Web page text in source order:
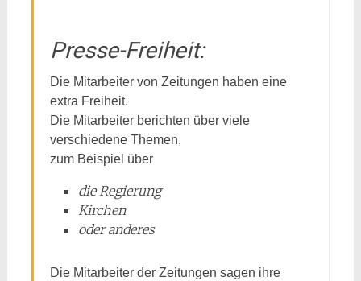
Presse-Freiheit:
Die Mitarbeiter von Zeitungen haben eine
extra Freiheit.
Die Mitarbeiter berichten über viele
verschiedene Themen,
zum Beispiel über
die Regierung
Kirchen
oder anderes
Die Mitarbeiter der Zeitungen sagen ihre